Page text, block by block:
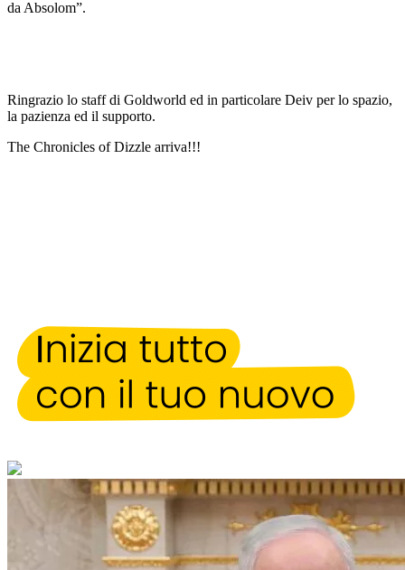
da Absolom”.
Ringrazio lo staff di Goldworld ed in particolare Deiv per lo spazio,
la pazienza ed il supporto.
The Chronicles of Dizzle arriva!!!